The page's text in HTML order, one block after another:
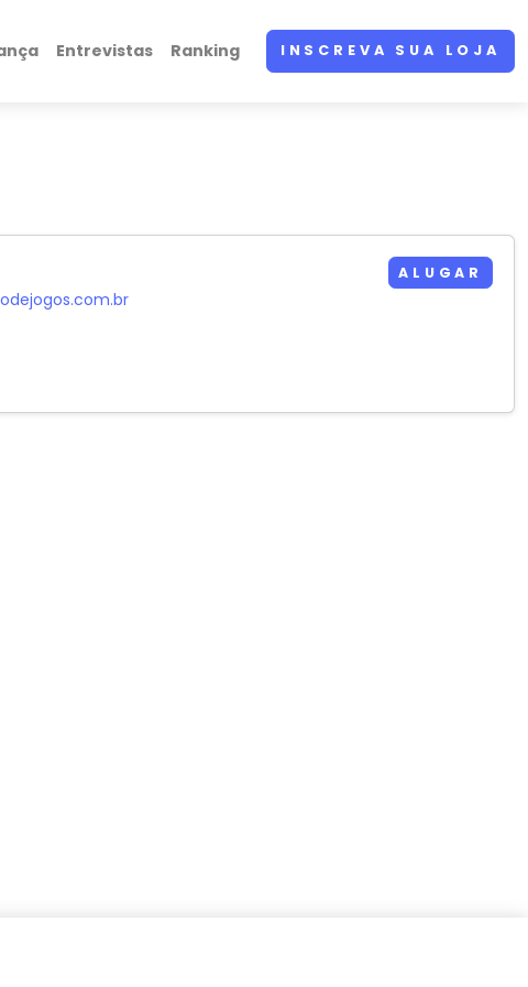
Entrevistas Ranking INSCREVA SUA LOJA
ALUGAR